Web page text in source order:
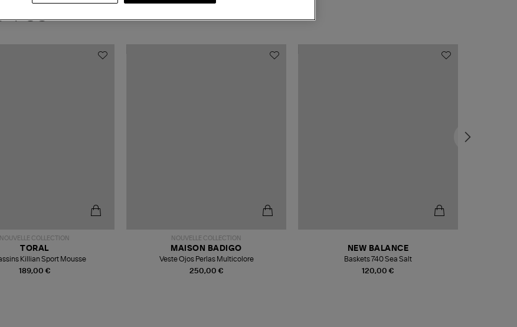
VUS
NOUVELLE COLLECTION
189,00 €
TORAL
Killian Sport Mousse
NOUVELLE COLLECTION
250,00 €
MAISON BADIGO
Veste Ojos Perlas Multicolore
120,00 €
NEW BALANCE
Baskets 740 Sea Salt